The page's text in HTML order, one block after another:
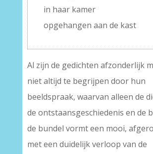
in haar kamer
opgehangen aan de kast
Al zijn de gedichten afzonderlijk
niet altijd te begrijpen door hun
beeldspraak, waarvan alleen de
de ontstaansgeschiedenis en de
de bundel vormt een mooi,
met een duidelijk verloop van de